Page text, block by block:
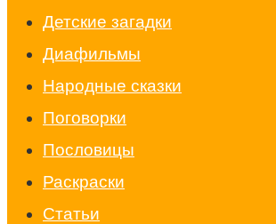
Детские загадки
Диафильмы
Народные сказки
Поговорки
Пословицы
Раскраски
Статьи